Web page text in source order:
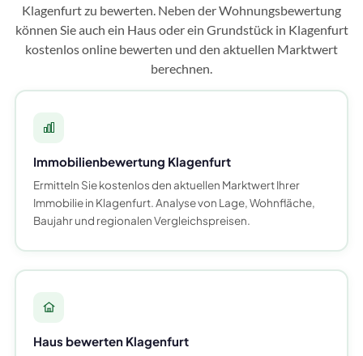
Klagenfurt zu bewerten. Neben der Wohnungsbewertung
können Sie auch ein Haus oder ein Grundstück in Klagenfurt
kostenlos online bewerten und den aktuellen Marktwert
berechnen.
Immobilienbewertung Klagenfurt
Ermitteln Sie kostenlos den aktuellen Marktwert Ihrer
Immobilie in Klagenfurt. Analyse von Lage, Wohnfläche,
Baujahr und regionalen Vergleichspreisen.
Haus bewerten Klagenfurt